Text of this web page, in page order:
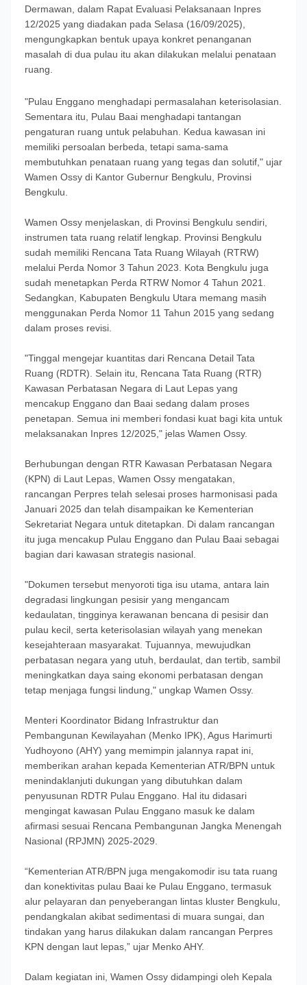
Dermawan, dalam Rapat Evaluasi Pelaksanaan Inpres
12/2025 yang diadakan pada Selasa (16/09/2025),
mengungkapkan bentuk upaya konkret penanganan
masalah di dua pulau itu akan dilakukan melalui penataan
ruang.
"Pulau Enggano menghadapi permasalahan keterisolasian.
Sementara itu, Pulau Baai menghadapi tantangan
pengaturan ruang untuk pelabuhan. Kedua kawasan ini
memiliki persoalan berbeda, tetapi sama-sama
membutuhkan penataan ruang yang tegas dan solutif," ujar
Wamen Ossy di Kantor Gubernur Bengkulu, Provinsi
Bengkulu.
Wamen Ossy menjelaskan, di Provinsi Bengkulu sendiri,
instrumen tata ruang relatif lengkap. Provinsi Bengkulu
sudah memiliki Rencana Tata Ruang Wilayah (RTRW)
melalui Perda Nomor 3 Tahun 2023. Kota Bengkulu juga
sudah menetapkan Perda RTRW Nomor 4 Tahun 2021.
Sedangkan, Kabupaten Bengkulu Utara memang masih
menggunakan Perda Nomor 11 Tahun 2015 yang sedang
dalam proses revisi.
"Tinggal mengejar kuantitas dari Rencana Detail Tata
Ruang (RDTR). Selain itu, Rencana Tata Ruang (RTR)
Kawasan Perbatasan Negara di Laut Lepas yang
mencakup Enggano dan Baai sedang dalam proses
penetapan. Semua ini memberi fondasi kuat bagi kita untuk
melaksanakan Inpres 12/2025," jelas Wamen Ossy.
Berhubungan dengan RTR Kawasan Perbatasan Negara
(KPN) di Laut Lepas, Wamen Ossy mengatakan,
rancangan Perpres telah selesai proses harmonisasi pada
Januari 2025 dan telah disampaikan ke Kementerian
Sekretariat Negara untuk ditetapkan. Di dalam rancangan
itu juga mencakup Pulau Enggano dan Pulau Baai sebagai
bagian dari kawasan strategis nasional.
"Dokumen tersebut menyoroti tiga isu utama, antara lain
degradasi lingkungan pesisir yang mengancam
kedaulatan, tingginya kerawanan bencana di pesisir dan
pulau kecil, serta keterisolasian wilayah yang menekan
kesejahteraan masyarakat. Tujuannya, mewujudkan
perbatasan negara yang utuh, berdaulat, dan tertib, sambil
meningkatkan daya saing ekonomi perbatasan dengan
tetap menjaga fungsi lindung," ungkap Wamen Ossy.
Menteri Koordinator Bidang Infrastruktur dan
Pembangunan Kewilayahan (Menko IPK), Agus Harimurti
Yudhoyono (AHY) yang memimpin jalannya rapat ini,
memberikan arahan kepada Kementerian ATR/BPN untuk
menindaklanjuti dukungan yang dibutuhkan dalam
penyusunan RDTR Pulau Enggano. Hal itu didasari
mengingat kawasan Pulau Enggano masuk ke dalam
afirmasi sesuai Rencana Pembangunan Jangka Menengah
Nasional (RPJMN) 2025-2029.
“Kementerian ATR/BPN juga mengakomodir isu tata ruang
dan konektivitas pulau Baai ke Pulau Enggano, termasuk
alur pelayaran dan penyeberangan lintas kluster Bengkulu,
pendangkalan akibat sedimentasi di muara sungai, dan
tindakan yang harus dilakukan dalam rancangan Perpres
KPN dengan laut lepas,” ujar Menko AHY.
Dalam kegiatan ini, Wamen Ossy didampingi oleh Kepala